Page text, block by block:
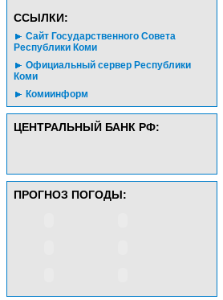
CСЫЛКИ:
Сайт Государственного Совета
Республики Коми
Официальный сервер Республики
Коми
Комиинформ
ЦЕНТРАЛЬНЫЙ БАНК РФ:
ПРОГНОЗ ПОГОДЫ: